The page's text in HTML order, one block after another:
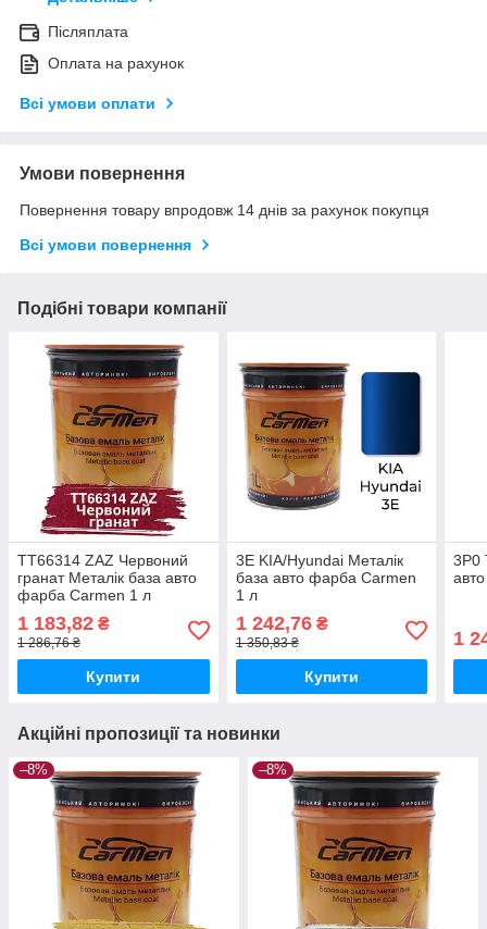
Післяплата
Оплата на рахунок
Всі умови оплати
Умови повернення
Повернення товару впродовж 14 днів за рахунок покупця
Всі умови повернення
Подібні товари компанії
TT66314 ZAZ Червоний
гранат Металік база авто
фарба Carmen 1 л
1 183,82 ₴
1 286,76 ₴
Купити
3E KIA/Hyundai Металік
база авто фарба Carmen
1 л
1 242,76₴
1 350,83 ₴
Купити
3P0
1
Акційні пропозиції та новинки
–8% –8%